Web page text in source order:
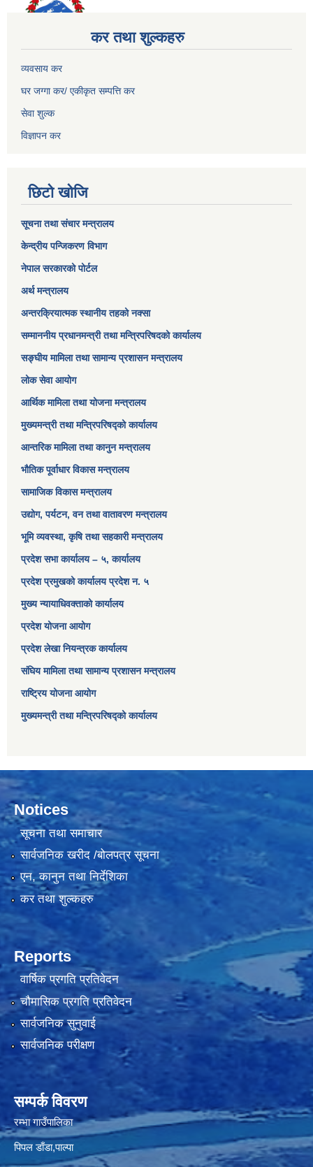
कर तथा शुल्कहरु
व्यवसाय कर
घर जग्गा कर/ एकीकृत सम्पत्ति कर
सेवा शुल्क
विज्ञापन कर
छिटो खोजि
सूचना तथा संचार मन्त्रालय
केन्द्रीय पन्जिकरण विभाग
नेपाल सरकारको पोर्टल
अर्थ मन्त्रालय
अन्तरक्रियात्मक स्थानीय तहको नक्सा
सम्माननीय प्रधानमन्त्री तथा मन्त्रिपरिषद‌को कार्यालय
सङ्‍घीय मामिला तथा सामान्य प्रशासन मन्त्रालय
लोक सेवा आयोग
आर्थिक मामिला तथा योजना मन्त्रालय​
मुख्यमन्त्री तथा मन्त्रिपरिषद्को कार्यालय
आन्तरिक मामिला तथा कानुन मन्त्रालय
भौतिक पूर्वाधार विकास मन्त्रालय
सामाजिक विकास मन्त्रालय
उद्योग, पर्यटन, वन तथा वातावरण मन्त्रालय
भूमि व्यवस्था, कृषि तथा सहकारी मन्त्रालय
प्रदेश सभा कार्यालय – ५, कार्यालय
प्रदेश प्रमुखको कार्यालय प्रदेश न. ५
मुख्य न्यायाधिवक्ताको कार्यालय
प्रदेश योजना आयोग
प्रदेश लेखा नियन्त्रक कार्यालय
संघिय मामिला तथा सामान्य प्रशासन मन्त्रालय
राष्ट्रिय योजना आयोग
मुख्यमन्त्री तथा मन्त्रिपरिषद्को कार्यालय
Notices
सूचना तथा समाचार
सार्वजनिक खरीद /बोलपत्र सूचना
एन, कानुन तथा निर्देशिका
कर तथा शुल्कहरु
Reports
वार्षिक प्रगति प्रतिवेदन
चौमासिक प्रगति प्रतिवेदन
सार्वजनिक सुनुवाई
सार्वजनिक परीक्षण
सम्पर्क विवरण
रम्भा गाउँपालिका
पिपल डाँडा,पाल्पा